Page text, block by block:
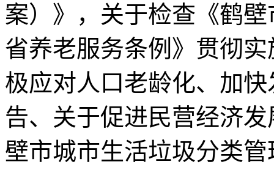
案）》，关于检查《鹤
省养老服务条例》贯彻
极应对人口老龄化、加
告、关于促进民营经济
壁市城市生活垃圾分类